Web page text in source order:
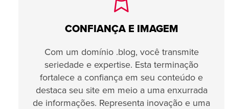
CONFIANÇA E IMAGEM
Com um domínio .blog, você transmite
seriedade e expertise. Esta terminação
fortalece a confiança em seu conteúdo e
destaca seu site em meio a uma enxurrada
de informações. Representa inovação e uma